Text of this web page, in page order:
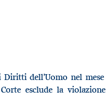
Diritti dell’Uomo nel
esclude la